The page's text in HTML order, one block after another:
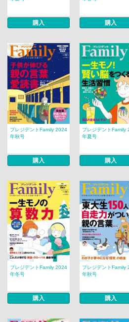
購入 購入
プレジデントFamily 2024
年秋号
購入
プレジデントFamily
年夏号
購入
プレジデントFamily 2024
年冬号
購入
プレジデントFamily
年秋号
購入